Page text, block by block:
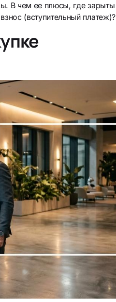
В чем ее плюсы, где зарыты
(вступительный платеж)?